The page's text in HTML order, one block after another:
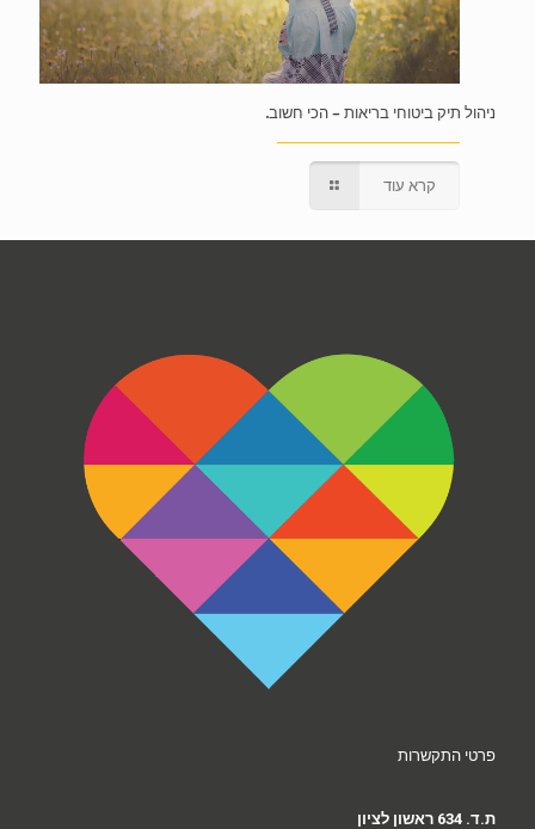
ניהול תיק ביטוחי בריאות – הכי חשוב.
קרא עוד
פרטי התקשרות
ת.ד. 634 ראשון לציון